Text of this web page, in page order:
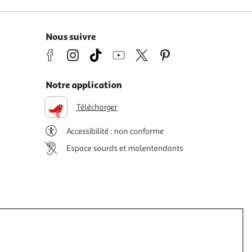
Nous suivre
Notre application
Télécharger
Accessibilité : non conforme
Espace sourds et malentendants